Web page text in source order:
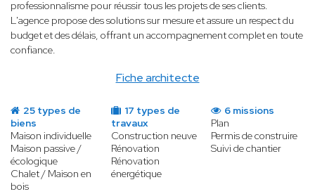
Fiche architecte
professionnalisme pour réussir tous les projets de ses clients.
L'agence propose des solutions sur mesure et assure un respect du
budget et des délais, offrant un accompagnement complet en toute
confiance.
25 types de
biens
Maison individuelle
Maison passive /
écologique
Chalet / Maison en
bois
17 types de
travaux
Construction neuve
Rénovation
Rénovation
énergétique
6 missions
Plan
Permis de construire
Suivi de chantier